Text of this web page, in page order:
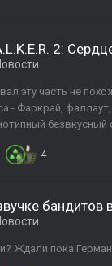
2:
эту часть не
- Фаркрай,
4
бандитов
Ждали пока